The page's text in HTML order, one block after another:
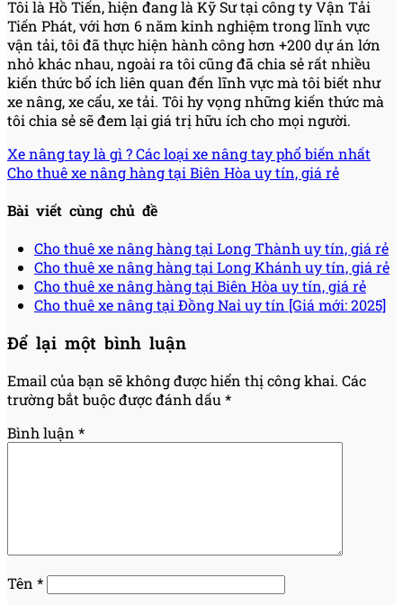
Tôi là Hồ Tiến, hiện đang là Kỹ Sư tại công ty Vận Tải
Tiến Phát, với hơn 6 năm kinh nghiệm trong lĩnh vực
vận tải, tôi đã thực hiện hành công hơn +200 dự án lớn
nhỏ khác nhau, ngoài ra tôi cũng đã chia sẻ rất nhiều
kiến thức bổ ích liên quan đến lĩnh vực mà tôi biết như
xe nâng, xe cẩu, xe tải. Tôi hy vọng những kiến thức mà
tôi chia sẻ sẽ đem lại giá trị hữu ích cho mọi người.
Xe nâng tay là gì ? Các loại xe nâng tay phổ biến nhất
Cho thuê xe nâng hàng tại Biên Hòa uy tín, giá rẻ
Bài viết cùng chủ đề
Cho thuê xe nâng hàng tại Long Thành uy tín, giá rẻ
Cho thuê xe nâng hàng tại Long Khánh uy tín, giá rẻ
Cho thuê xe nâng hàng tại Biên Hòa uy tín, giá rẻ
Cho thuê xe nâng tại Đồng Nai uy tín [Giá mới: 2025]
Để lại một bình luận
Email của bạn sẽ không được hiển thị công khai. Các
trường bắt buộc được đánh dấu *
Bình luận *
Tên *